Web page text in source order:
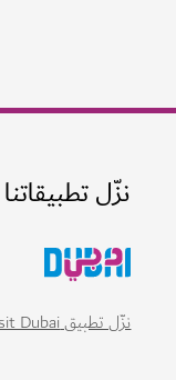
نزّل تطبيقاتنا
نزّل تطبيق Visit Dubai